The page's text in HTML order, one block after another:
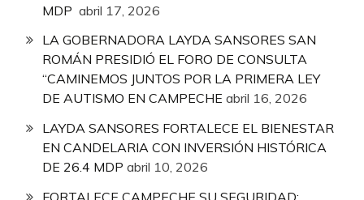
MDP abril 17, 2026
LA GOBERNADORA LAYDA SANSORES SAN
ROMÁN PRESIDIÓ EL FORO DE CONSULTA
“CAMINEMOS JUNTOS POR LA PRIMERA LEY
DE AUTISMO EN CAMPECHE abril 16, 2026
LAYDA SANSORES FORTALECE EL BIENESTAR
EN CANDELARIA CON INVERSIÓN HISTÓRICA
DE 26.4 MDP abril 10, 2026
FORTALECE CAMPECHE SU SEGURIDAD;